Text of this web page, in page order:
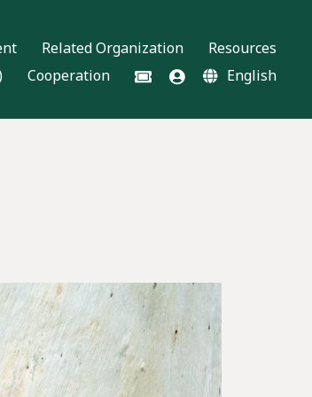
Related Organization
Resources
Cooperation English